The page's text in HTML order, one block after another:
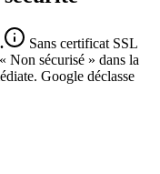
Sans certificat SSL
Non sécurisé » dans la
Google déclasse